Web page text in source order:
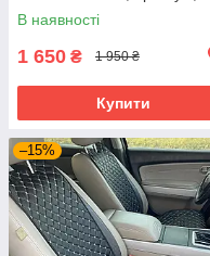
передній комплект
В наявності
1 650 ₴ 1 950 ₴
Купити
–15%